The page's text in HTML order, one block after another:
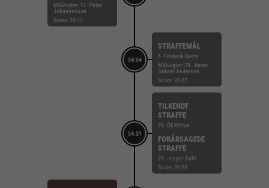
Målvogter: 12. Peter
Johannesson
Score: 30-27
54:54
STRAFFEMÅL
6. Frederik Bjerre
Målvogter: 29. Jimmi
Gabriel Andersen
Score: 30-27
54:51
TILKENDT
STRAFFE
78. Óli Mittun
FORÅRSAGEDE
STRAFFE
20. Jesper Dahl
Score: 30-26